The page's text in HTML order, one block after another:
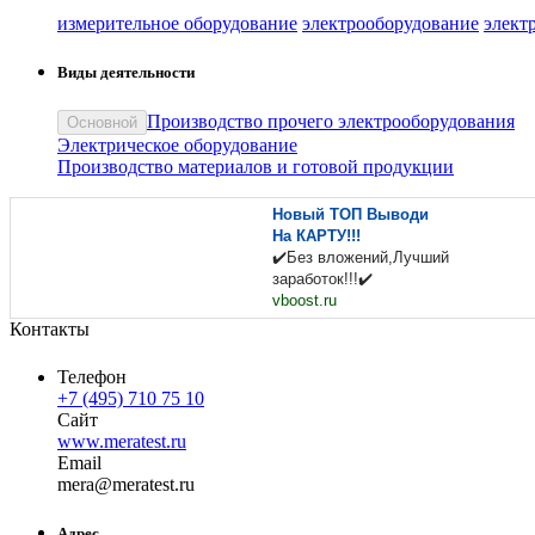
измерительное оборудование электрооборудование
Виды деятельности
Основной Производство прочего электрооборудования
Электрическое оборудование
Производство материалов и готовой продукции
Новый ТОП Выводи
На КАРТУ!!!
✔️Без вложений,Лучший
заработок!!!✔️
vboost.ru
Контакты
Телефон
+7 (495) 710 75 10
Сайт
www.meratest.ru
Email
mera@meratest.ru